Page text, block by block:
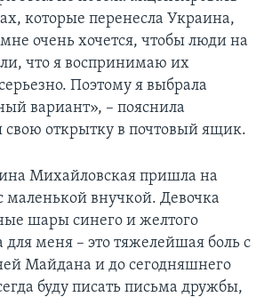
которые перенесла Украина,
очень хочется, чтобы люди на
что я воспринимаю их
Поэтому я выбрала
вариант», – пояснила
свою открытку в почтовый ящик.
Михайловская пришла на
внучкой. Девочка
шары синего и желтого
для меня – это тяжелейшая боль с
Майдана и до сегодняшнего
буду писать письма дружбы,